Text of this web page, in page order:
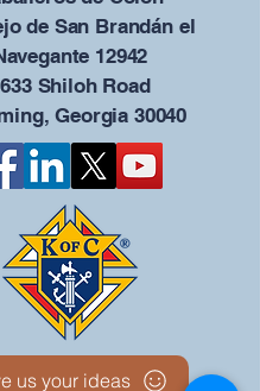
de San Brandán el
12942
Shiloh Road
Georgia 30040
us your ideas